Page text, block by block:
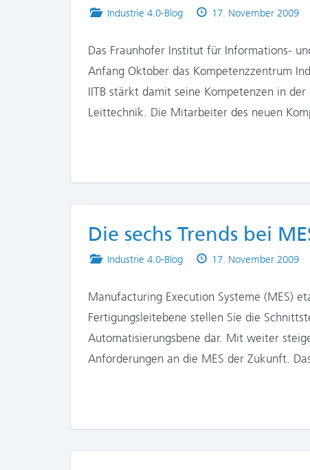
Posted
Industrie 4.0-Blog
Published
17. November 2009
Das Fraunhofer Institut für Informations-
Anfang Oktober das Kompetenzzentrum
IITB stärkt damit seine Kompetenzen in
Leittechnik. Die Mitarbeiter des neuen
Die sechs Trends bei
Posted
Industrie 4.0-Blog
Published
17. November 2009
Manufacturing Execution Systeme (MES)
Fertigungsleitebene stellen Sie die
Automatisierungsbene dar. Mit weiter
Anforderungen an die MES der Zukunft.